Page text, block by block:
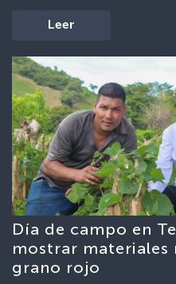
Leer
Día de campo en
mostrar materiales
grano rojo